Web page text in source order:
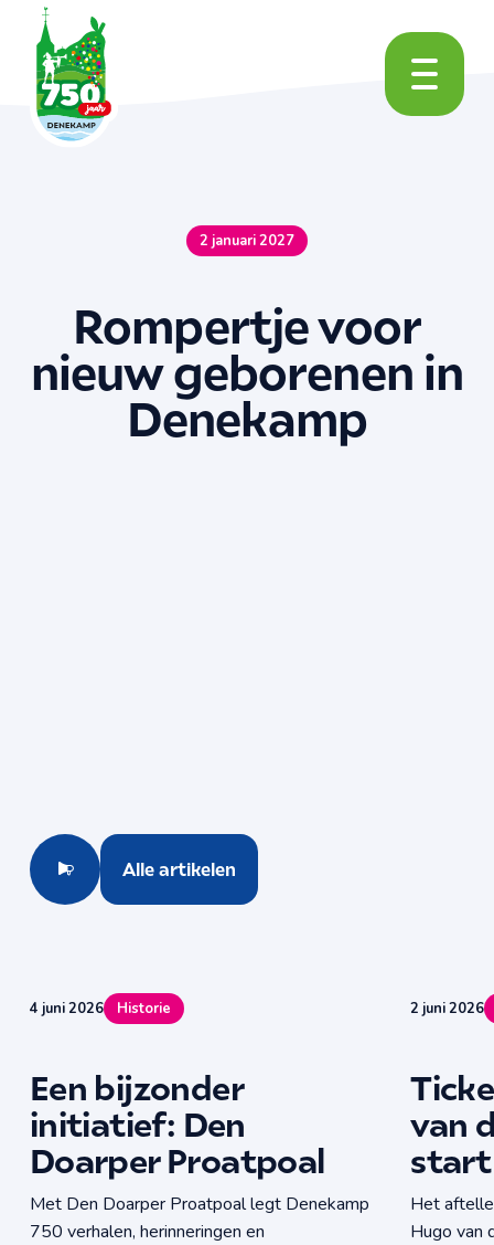
2 januari 2027
Rompertje voor
nieuw geborenen in
Denekamp
Alle artikelen
Alle activiteiten
4 juni 2026 Historie
Een bijzonder
initiatief: Den
Doarper Proatpoal
Met Den Doarper Proatpoal legt Denekamp
750 verhalen, herinneringen en
2 juni 2026
van
start
Het
Hugo van